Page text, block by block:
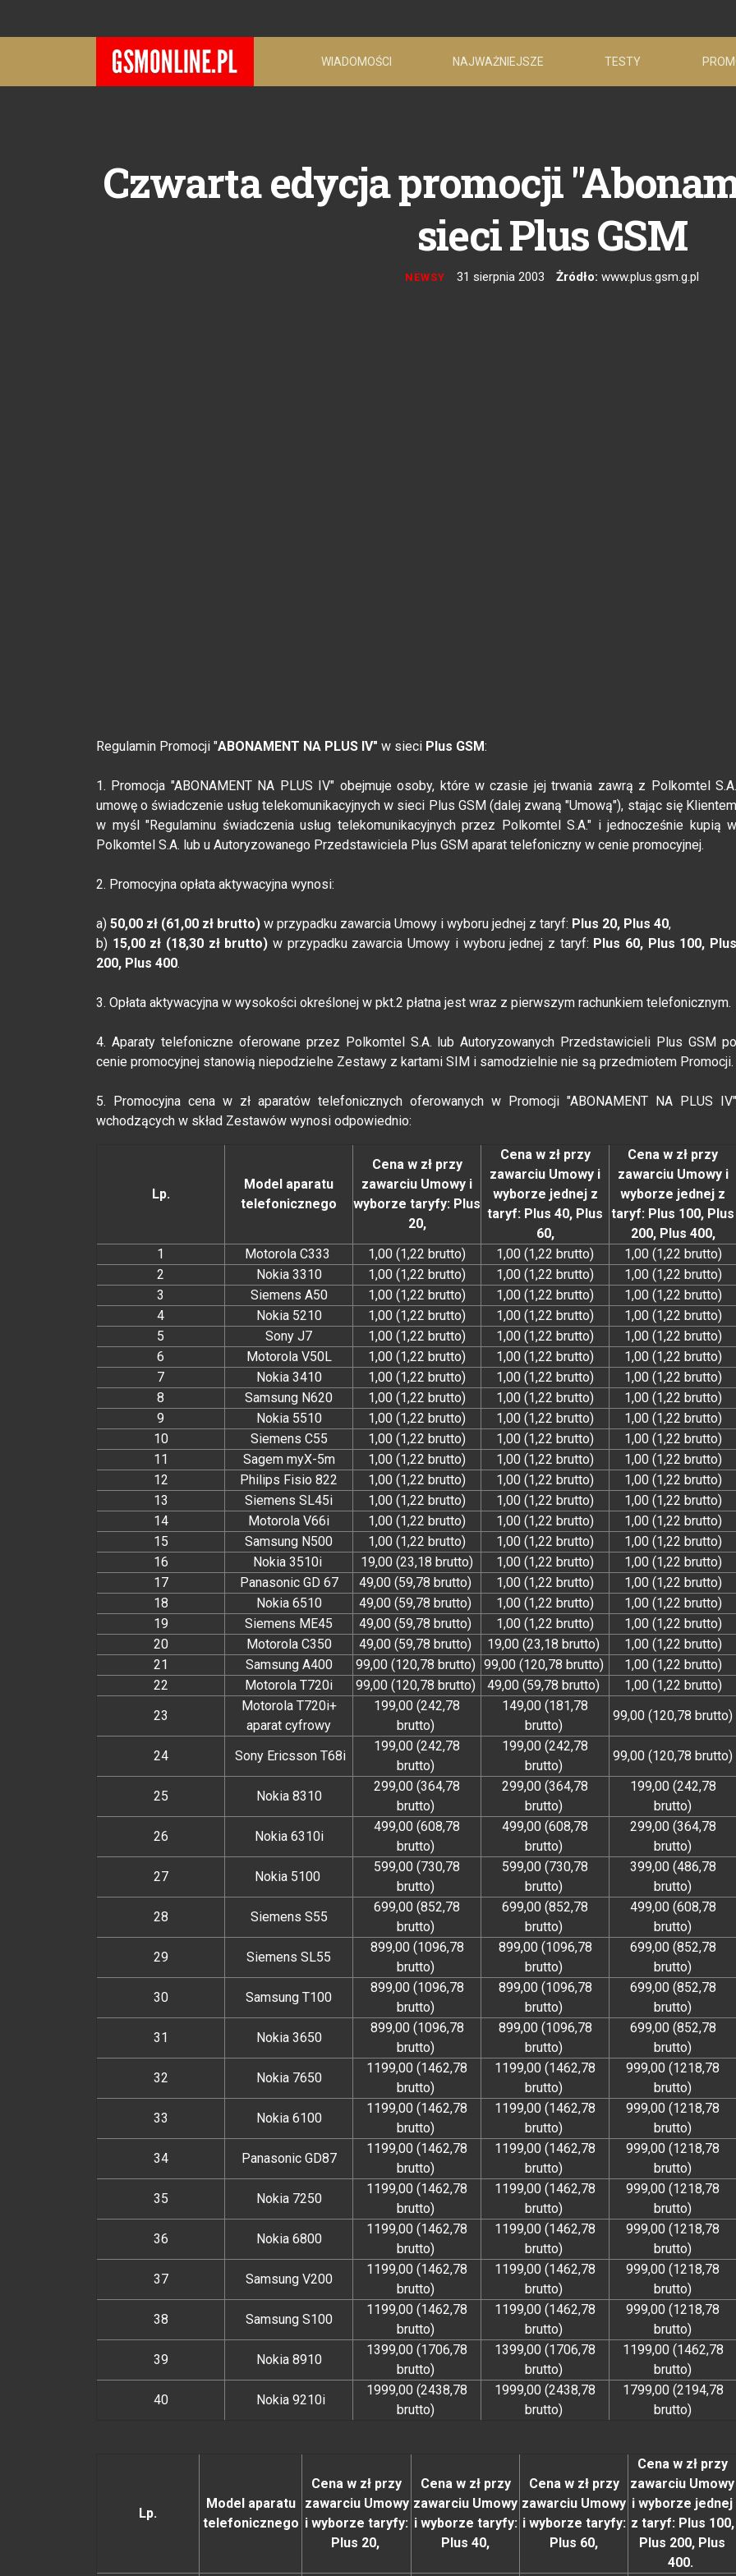
WIADOMOŚCI NAJWAŻNIEJSZE TESTY
Czwarta edycja promocji
sieci Plus GSM
NEWSY 31 sierpnia 2003 Żródło: www.plus.gsm.g.pl
Regulamin Promocji "ABONAMENT NA PLUS IV" w sieci Plus GSM:
1. Promocja "ABONAMENT NA PLUS IV" obejmuje osoby, które w czasie jej trwania zawrą z Polkomtel S.A.
umowę o świadczenie usług telekomunikacyjnych w sieci Plus GSM (dalej zwaną "Umową"), stając się Klientem
w myśl "Regulaminu świadczenia usług telekomunikacyjnych przez Polkomtel S.A." i jednocześnie kupią w
Polkomtel S.A. lub u Autoryzowanego Przedstawiciela Plus GSM aparat telefoniczny w cenie promocyjnej.
2. Promocyjna opłata aktywacyjna wynosi:
a) 50,00 zł (61,00 zł brutto) w przypadku zawarcia Umowy i wyboru jednej z taryf: Plus 20, Plus 40,
b) 15,00 zł (18,30 zł brutto) w przypadku zawarcia Umowy i wyboru jednej z taryf: Plus 60, Plus 100, Plus
200, Plus 400.
3. Opłata aktywacyjna w wysokości określonej w pkt.2 płatna jest wraz z pierwszym rachunkiem telefonicznym.
4. Aparaty telefoniczne oferowane przez Polkomtel S.A. lub Autoryzowanych Przedstawicieli Plus GSM po
cenie promocyjnej stanowią niepodzielne Zestawy z kartami SIM i samodzielnie nie są przedmiotem Promocji.
5. Promocyjna cena w zł aparatów telefonicznych oferowanych w Promocji "ABONAMENT NA PLUS IV"
wchodzących w skład Zestawów wynosi odpowiednio:
Lp.
Model aparatu
telefonicznego
Cena w zł przy
zawarciu Umowy i
wyborze taryfy: Plus
20,
Cena w zł przy
zawarciu Umowy i
wyborze jednej z
taryf: Plus 40, Plus
60,
Cena w zł przy
zawarciu Umowy i
wyborze jednej z
taryf: Plus 100, Plus
200, Plus 400,
1
Motorola C333 1,00 (1,22 brutto) 1,00 (1,22 brutto)
1,00 (1,22 brutto)
2
Nokia 3310 1,00 (1,22 brutto) 1,00 (1,22 brutto)
1,00 (1,22 brutto)
3
Siemens A50 1,00 (1,22 brutto) 1,00 (1,22 brutto)
1,00 (1,22 brutto)
4
Nokia 5210 1,00 (1,22 brutto) 1,00 (1,22 brutto)
1,00 (1,22 brutto)
5
Sony J7 1,00 (1,22 brutto) 1,00 (1,22 brutto)
1,00 (1,22 brutto)
6
Motorola V50L 1,00 (1,22 brutto) 1,00 (1,22 brutto)
1,00 (1,22 brutto)
7
Nokia 3410 1,00 (1,22 brutto) 1,00 (1,22 brutto)
1,00 (1,22 brutto)
8
Samsung N620 1,00 (1,22 brutto) 1,00 (1,22 brutto)
1,00 (1,22 brutto)
9
Nokia 5510 1,00 (1,22 brutto) 1,00 (1,22 brutto)
1,00 (1,22 brutto)
10
Siemens C55 1,00 (1,22 brutto) 1,00 (1,22 brutto)
1,00 (1,22 brutto)
11
Sagem myX-5m 1,00 (1,22 brutto) 1,00 (1,22 brutto)
1,00 (1,22 brutto)
12
Philips Fisio 822 1,00 (1,22 brutto) 1,00 (1,22 brutto)
1,00 (1,22 brutto)
13
Siemens SL45i 1,00 (1,22 brutto) 1,00 (1,22 brutto)
1,00 (1,22 brutto)
14
Motorola V66i 1,00 (1,22 brutto) 1,00 (1,22 brutto)
1,00 (1,22 brutto)
15
Samsung N500 1,00 (1,22 brutto) 1,00 (1,22 brutto)
1,00 (1,22 brutto)
16
Nokia 3510i 19,00 (23,18 brutto) 1,00 (1,22 brutto)
1,00 (1,22 brutto)
17
Panasonic GD 67 49,00 (59,78 brutto) 1,00 (1,22 brutto)
1,00 (1,22 brutto)
18
Nokia 6510 49,00 (59,78 brutto) 1,00 (1,22 brutto)
1,00 (1,22 brutto)
19
Siemens ME45 49,00 (59,78 brutto) 1,00 (1,22 brutto)
1,00 (1,22 brutto)
20
Motorola C350 49,00 (59,78 brutto) 19,00 (23,18 brutto)
1,00 (1,22 brutto)
21
Samsung A400 99,00 (120,78 brutto) 99,00 (120,78 brutto)
1,00 (1,22 brutto)
22
Motorola T720i 99,00 (120,78 brutto) 49,00 (59,78 brutto)
1,00 (1,22 brutto)
23
Motorola T720i+
aparat cyfrowy
199,00 (242,78
brutto)
149,00 (181,78
brutto)
99,00 (120,78 brutto)
24 Sony Ericsson T68i
199,00 (242,78
brutto)
199,00 (242,78
brutto)
99,00 (120,78 brutto)
25 Nokia 8310
299,00 (364,78
brutto)
299,00 (364,78
brutto)
199,00 (242,78
brutto)
26
Nokia 6310i
499,00 (608,78
brutto)
499,00 (608,78
brutto)
299,00 (364,78
brutto)
27
Nokia 5100
599,00 (730,78
brutto)
599,00 (730,78
brutto)
399,00 (486,78
brutto)
28
Siemens S55
699,00 (852,78
brutto)
699,00 (852,78
brutto)
499,00 (608,78
brutto)
29
Siemens SL55
899,00 (1096,78
brutto)
899,00 (1096,78
brutto)
699,00 (852,78
brutto)
30
Samsung T100
899,00 (1096,78
brutto)
899,00 (1096,78
brutto)
699,00 (852,78
brutto)
31
Nokia 3650
899,00 (1096,78
brutto)
899,00 (1096,78
brutto)
699,00 (852,78
brutto)
32
Nokia 7650
1199,00 (1462,78
brutto)
1199,00 (1462,78
brutto)
999,00 (1218,78
brutto)
33
Nokia 6100
1199,00 (1462,78
brutto)
1199,00 (1462,78
brutto)
999,00 (1218,78
brutto)
34
Panasonic GD87
1199,00 (1462,78
brutto)
1199,00 (1462,78
brutto)
999,00 (1218,78
brutto)
35
Nokia 7250
1199,00 (1462,78
brutto)
1199,00 (1462,78
brutto)
999,00 (1218,78
brutto)
36
Nokia 6800
1199,00 (1462,78
brutto)
1199,00 (1462,78
brutto)
999,00 (1218,78
brutto)
37
Samsung V200
1199,00 (1462,78
brutto)
1199,00 (1462,78
brutto)
999,00 (1218,78
brutto)
38
Samsung S100
1199,00 (1462,78
brutto)
1199,00 (1462,78
brutto)
999,00 (1218,78
brutto)
39
Nokia 8910
1399,00 (1706,78
brutto)
1399,00 (1706,78
brutto)
1199,00 (1462,78
brutto)
40
Nokia 9210i
1999,00 (2438,78
brutto)
1999,00 (2438,78
brutto)
1799,00 (2194,78
brutto)
Lp.
Model aparatu
telefonicznego
Cena w zł przy
zawarciu Umowy
i wyborze taryfy:
Plus 20,
Cena w zł przy
zawarciu Umowy
i wyborze taryfy:
Plus 40,
Cena w zł przy
zawarciu Umowy
i wyborze taryfy:
Plus 60,
Cena w zł przy
zawarciu Umowy
i wyborze jednej
z taryf: Plus 100,
Plus 200, Plus
400.